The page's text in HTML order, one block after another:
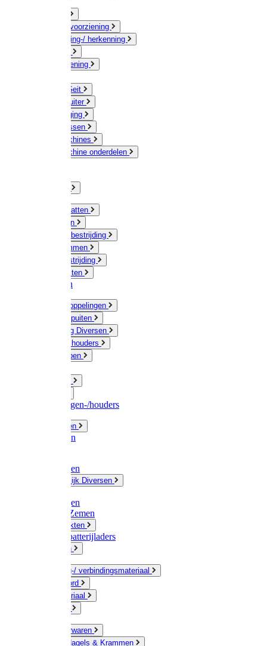
Drinkwatervoorziening
Veemarkering-/ herkenning
Voervoorziening
Schaap / Geit
Paard & Ruiter
Veeverzorging
Scheermessen
Scheermachines
Scheermachine onderdelen
Muizen / Ratten
Drukspuiten
Ongediertebestrijding
Mollenklemmen
Onkruidbestrijding
Vliegenkasten
Meststoffen
Messing koppelingen
Gieters / Spuiten
Besproeiing Diversen
Slangen & houders
Waterpompen
Slangenwagen-/houders
Olie / Vetten
Chemicalien
Plasticzakken
Huishoudelijk Diversen
Zaksluitingen
Sponzen / Zemen
Zeepprodukten
Batterij & batterijladers
Zaklampen
Verpakking-/ verbindingsmateriaal
Touw / Koord
Afdekmateriaal
Kleine ijzerwaren
Spijkers, Nagels & Krammen